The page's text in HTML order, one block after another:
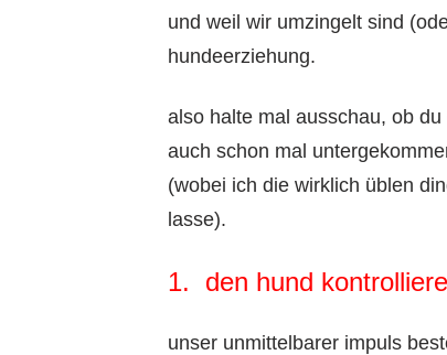
und weil wir umzingelt sind
hundeerziehung.
also halte mal ausschau, ob
auch schon mal
(wobei ich die wirklich üblen
lasse).
1. den hund
unser unmittelbarer impuls